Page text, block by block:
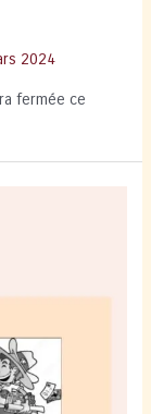
2024
fermée ce